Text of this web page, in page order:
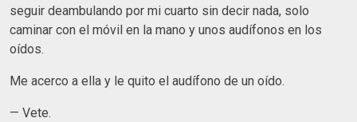
seguir deambulando por mi cuarto sin decir nada, solo
caminar con el móvil en la mano y unos audífonos en los
oídos.
Me acerco a ella y le quito el audífono de un oído.
— Vete.